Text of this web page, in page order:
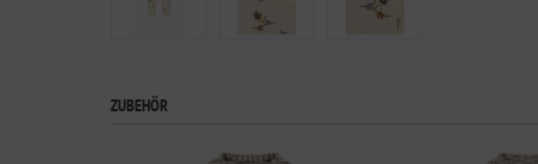
ZUBEHÖR